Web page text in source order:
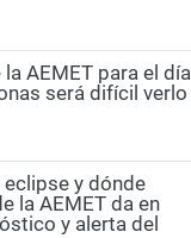
AEMET para el día
será difícil verlo
y dónde
la AEMET da en
y alerta del